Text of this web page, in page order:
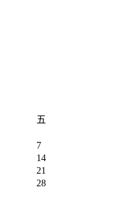
五
7
14
21
28